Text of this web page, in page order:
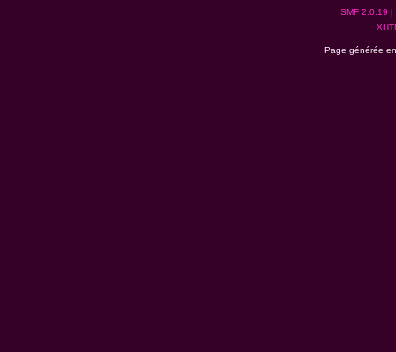
SMF 2.0.19 |
Page générée